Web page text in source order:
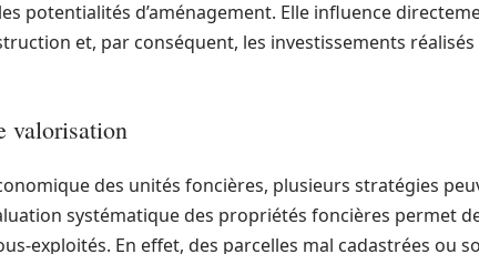
potentialités d’aménagement. Elle influence
et, par conséquent, les investissements réalisés
valorisation
des unités foncières, plusieurs stratégies
systématique des propriétés foncières permet
exploités. En effet, des parcelles mal cadastrées ou